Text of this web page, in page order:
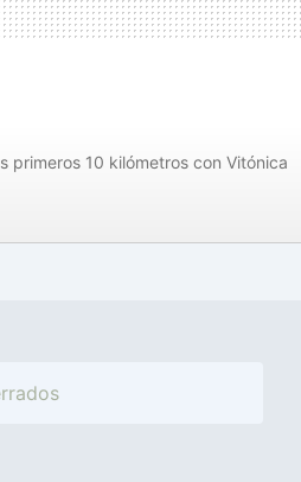
primeros 10 kilómetros con Vitónica